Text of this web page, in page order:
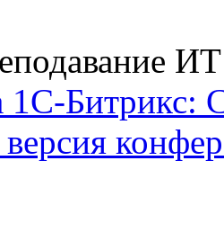
1С-Битрикс: